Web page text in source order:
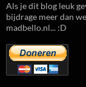
Als je dit blog leuk
bijdrage meer dan
madbello.nl... :D